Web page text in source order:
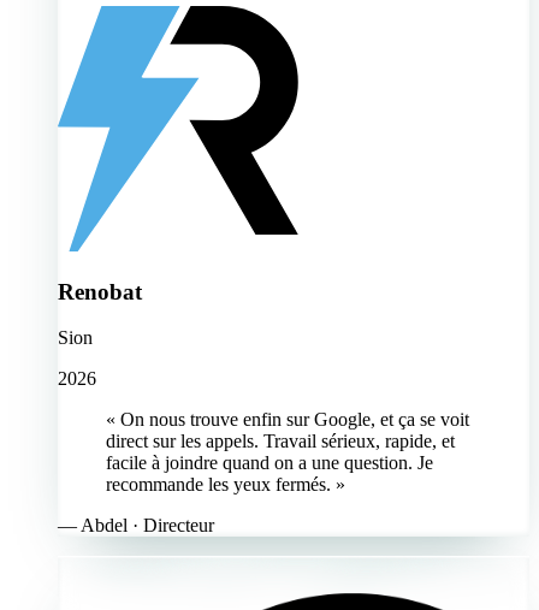
Renobat
Sion
2026
« On nous trouve enfin sur Google, et ça se voit
direct sur les appels. Travail sérieux, rapide, et
facile à joindre quand on a une question. Je
recommande les yeux fermés. »
— Abdel · Directeur